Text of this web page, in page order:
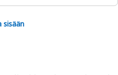
sisään